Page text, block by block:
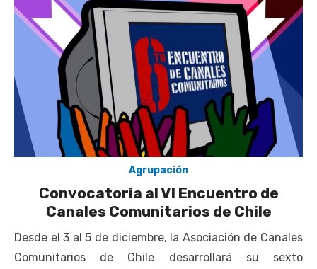
Agrupación
Convocatoria al VI Encuentro de
Canales Comunitarios de Chile
Desde el 3 al 5 de diciembre, la Asociación de Canales
Comunitarios de Chile desarrollará su sexto